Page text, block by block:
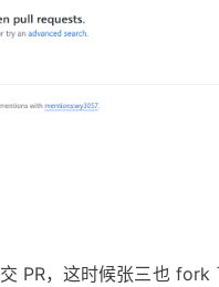
PR，这时候张三也 fork